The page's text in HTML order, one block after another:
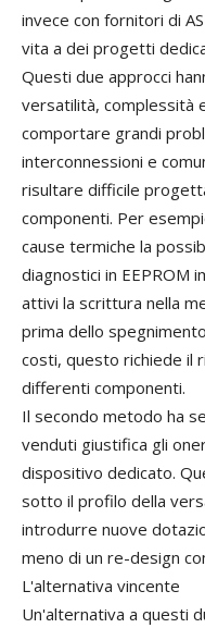
invece con fornitori di
vita a dei progetti
Questi due approcci
versatilità, complessità
comportare grandi
interconnessioni e
risultare difficile
componenti. Per
cause termiche la
diagnostici in EEPROM
attivi la scrittura nella
prima dello
costi, questo richiede il
differenti componenti.
Il secondo metodo ha
venduti giustifica gli
dispositivo dedicato.
sotto il profilo della
introdurre nuove
meno di un re-design
L'alternativa vincente
Un'alternativa a questi